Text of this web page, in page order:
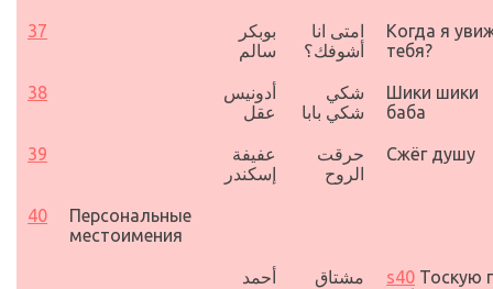
37
بوبكر
سالم
امتى انا
أشوفك؟
Когда я
тебя?
38
أدونيس
عقل
شكي
شكي بابا
Шики шики
баба
39
عفيفة
إسكندر
حرقت
الروح
Сжёг душу
40
Персональные
местоимения
أحمد
مشتاق
s40 Тоскую